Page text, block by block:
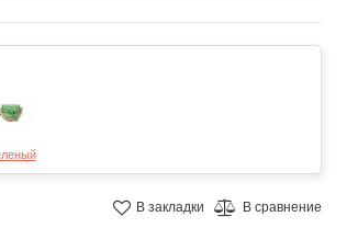
В закладки В сравнение